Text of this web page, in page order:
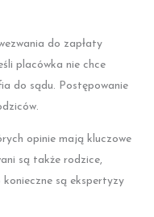
do zapłaty
placówka nie chce
do sądu. Postępowanie
opinie mają kluczowe
są także rodzice,
konieczne są ekspertyzy